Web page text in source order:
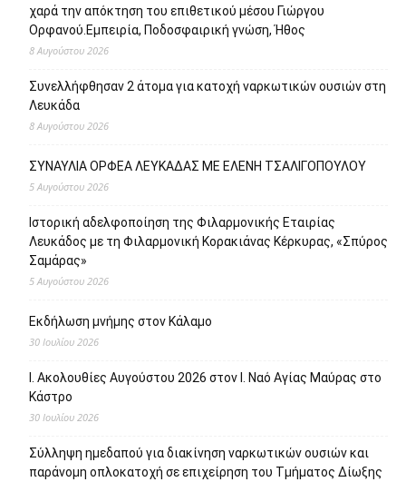
χαρά την απόκτηση του επιθετικού μέσου Γιώργου
Ορφανού.Εμπειρία, Ποδοσφαιρική γνώση, Ήθος
8 Αυγούστου 2026
Συνελλήφθησαν 2 άτομα για κατοχή ναρκωτικών ουσιών στη
Λευκάδα
8 Αυγούστου 2026
ΣΥΝΑΥΛΙΑ ΟΡΦΕΑ ΛΕΥΚΑΔΑΣ ΜΕ ΕΛΕΝΗ ΤΣΑΛΙΓΟΠΟΥΛΟΥ
5 Αυγούστου 2026
Ιστορική αδελφοποίηση της Φιλαρμονικής Εταιρίας
Λευκάδος με τη Φιλαρμονική Κορακιάνας Κέρκυρας, «Σπύρος
Σαμάρας»
5 Αυγούστου 2026
Εκδήλωση μνήμης στον Κάλαμο
30 Ιουλίου 2026
Ι. Ακολουθίες Αυγούστου 2026 στον Ι. Ναό Αγίας Μαύρας στο
Κάστρο
30 Ιουλίου 2026
Σύλληψη ημεδαπού για διακίνηση ναρκωτικών ουσιών και
παράνομη οπλοκατοχή σε επιχείρηση του Τμήματος Δίωξης